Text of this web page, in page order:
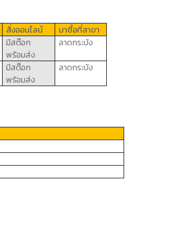
สั่งออนไลน์
มาซื้อที่สาขา
มีสต๊อก
พร้อมส่ง
ลาดกระบัง
มีสต๊อก
พร้อมส่ง
ลาดกระบัง